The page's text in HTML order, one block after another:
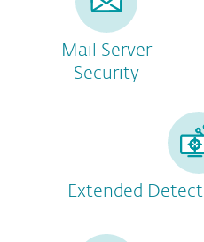
Mail Server
Security
Extended